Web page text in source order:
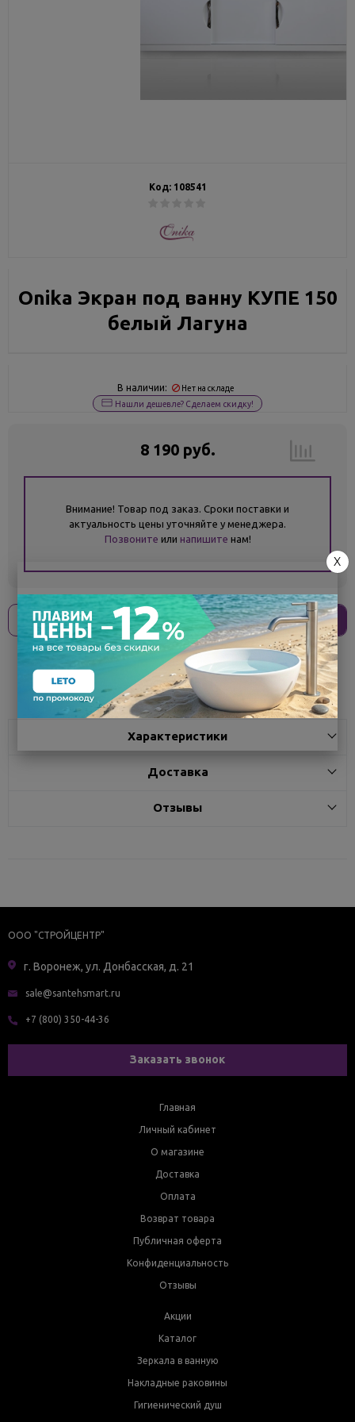
Код: 108541
Onika Экран под ванну КУПЕ 150
белый Лагуна
В наличии: Нет на складе
Нашли дешевле? Сделаем скидку!
8 190 руб.
Внимание! Товар под заказ. Сроки поставки и
актуальность цены уточняйте у менеджера.
Позвоните или напишите нам!
Оплати без переплат 2 048 ₽x 4 платежа
Поделиться
Характеристики
Доставка
Отзывы
ООО "СТРОЙЦЕНТР"
г. Воронеж, ул. Донбасская, д. 21
sale@santehsmart.ru
+7 (800) 350-44-36
Заказать звонок
Главная
Личный кабинет
О магазине
Доставка
Оплата
Возврат товара
Публичная оферта
Конфиденциальность
Отзывы
Акции
Каталог
Зеркала в ванную
Накладные раковины
Гигиенический душ
X